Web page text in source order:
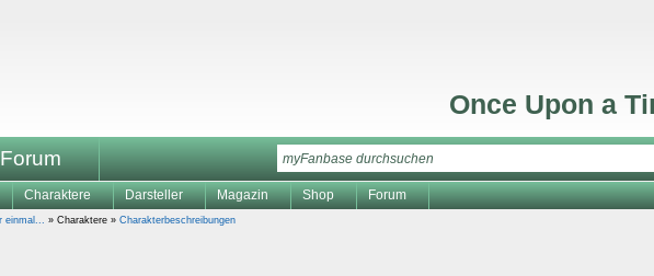
Once Upon a
Forum
Charaktere Darsteller Magazin Shop Forum
einmal... » Charaktere » Charakterbeschreibungen